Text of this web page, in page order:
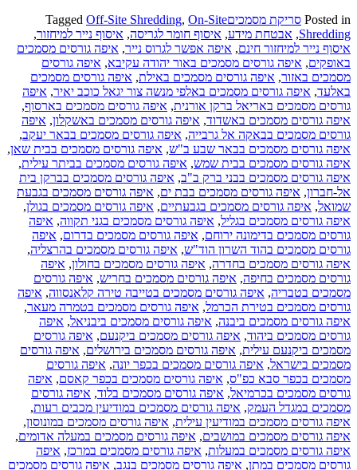
about
גריסה
באתר
הלקוח
מול
גריסה
במפעל
Posted in סריקת מסמכים Tagged Off-Site Shredding, On-Site
Shredding
, אבטחת מידע, איסוף חומר לגריסה, איסוף נייר למיחזור,
איסוף נייר למיחזור חינם, איפה אפשר לגרוס נייר, איפה גורסים מסמכים
באופקים, איפה גורסים מסמכים באור יהודה עקיבא, איפה גורסים
מסמכים באזור, איפה גורסים מסמכים באילת, איפה גורסים מסמכים
באלעד, איפה גורסים מסמכים באלפי מנשה צור יגאל כוכב יאיר, איפה
גורסים מסמכים באריאל ברקן אורנית, איפה גורסים מסמכים בארסוף,
איפה גורסים מסמכים באשדוד, איפה גורסים מסמכים באשקלון, איפה
גורסים מסמכים בבאקה אל גרבייה, איפה גורסים מסמכים בבאר יעקב,
איפה גורסים מסמכים בבאר שבע ב"ש, איפה גורסים מסמכים בבית שאן,
איפה גורסים מסמכים בבית שמש, איפה גורסים מסמכים בביתר עילית,
איפה גורסים מסמכים בבני ברק ב"ב, איפה גורסים מסמכים בברקן בית
אל-חברון, איפה גורסים מסמכים בבת ים, איפה גורסים מסמכים בגבעת
שמואל, איפה גורסים מסמכים בגבעתיים, איפה גורסים מסמכים בגולן,
איפה גורסים מסמכים בגליל, איפה גורסים מסמכים בגני תקווה, איפה
גורסים מסמכים בדימונה ירוחם, איפה גורסים מסמכים בדרום, איפה
גורסים מסמכים בהוד השרון הוד"ש, איפה גורסים מסמכים בהרצליה,
איפה גורסים מסמכים בחדרה, איפה גורסים מסמכים בחולון, איפה
גורסים מסמכים בחיפה, איפה גורסים מסמכים בחריש, איפה גורסים
מסמכים בטבריה, איפה גורסים מסמכים בטייבה טירה קלאנסווה, איפה
גורסים מסמכים בטירת הכרמל, איפה גורסים מסמכים בטמרה מעאר,
איפה גורסים מסמכים ביבנה, איפה גורסים מסמכים ביבניאל, איפה
גורסים מסמכים ביהוד, איפה גורסים מסמכים ביקנעם, איפה גורסים
מסמכים ביקנעם עילית, איפה גורסים מסמכים בירושלים, איפה גורסים
מסמכים בישראל, איפה גורסים מסמכים בכפר יונה, איפה גורסים
מסמכים בכפר סבא כפ"ס, איפה גורסים מסמכים בכפר קאסם, איפה
גורסים מסמכים בכרמיאל, איפה גורסים מסמכים בלוד, איפה גורסים
מסמכים במגדל העמק, איפה גורסים מסמכים במודיעין מכבים רעות,
איפה גורסים מסמכים במודיעין עילית, איפה גורסים מסמכים במונוסון,
איפה גורסים מסמכים במושבים, איפה גורסים מסמכים במעלה אדומים,
איפה גורסים מסמכים במעלות, איפה גורסים מסמכים במרכז, איפה
גורסים מסמכים במתן, איפה גורסים מסמכים בנגב, איפה גורסים מסמכים